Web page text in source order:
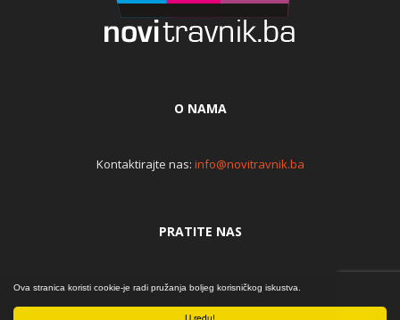
Ova stranica koristi cookie-je radi pružanja boljeg korisničkog iskustva.
O NAMA
Kontaktirajte nas: info@novitravnik.ba
PRATITE NAS
srca... | By Đomla